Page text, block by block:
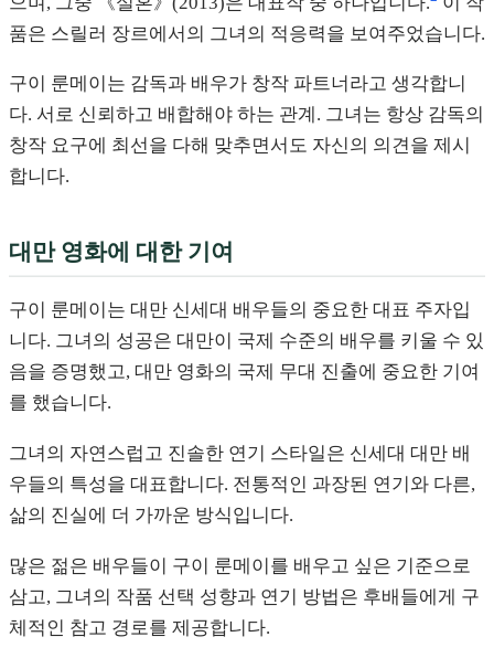
품은 스릴러 장르에서의 그녀의 적응력을 보여주었습니다.
구이 룬메이는 감독과 배우가 창작 파트너라고 생각합니
다. 서로 신뢰하고 배합해야 하는 관계. 그녀는 항상 감독의
창작 요구에 최선을 다해 맞추면서도 자신의 의견을 제시
합니다.
대만 영화에 대한 기여
구이 룬메이는 대만 신세대 배우들의 중요한 대표 주자입
니다. 그녀의 성공은 대만이 국제 수준의 배우를 키울 수 있
음을 증명했고, 대만 영화의 국제 무대 진출에 중요한 기여
를 했습니다.
그녀의 자연스럽고 진솔한 연기 스타일은 신세대 대만 배
우들의 특성을 대표합니다. 전통적인 과장된 연기와 다른,
삶의 진실에 더 가까운 방식입니다.
많은 젊은 배우들이 구이 룬메이를 배우고 싶은 기준으로
삼고, 그녀의 작품 선택 성향과 연기 방법은 후배들에게 구
체적인 참고 경로를 제공합니다.